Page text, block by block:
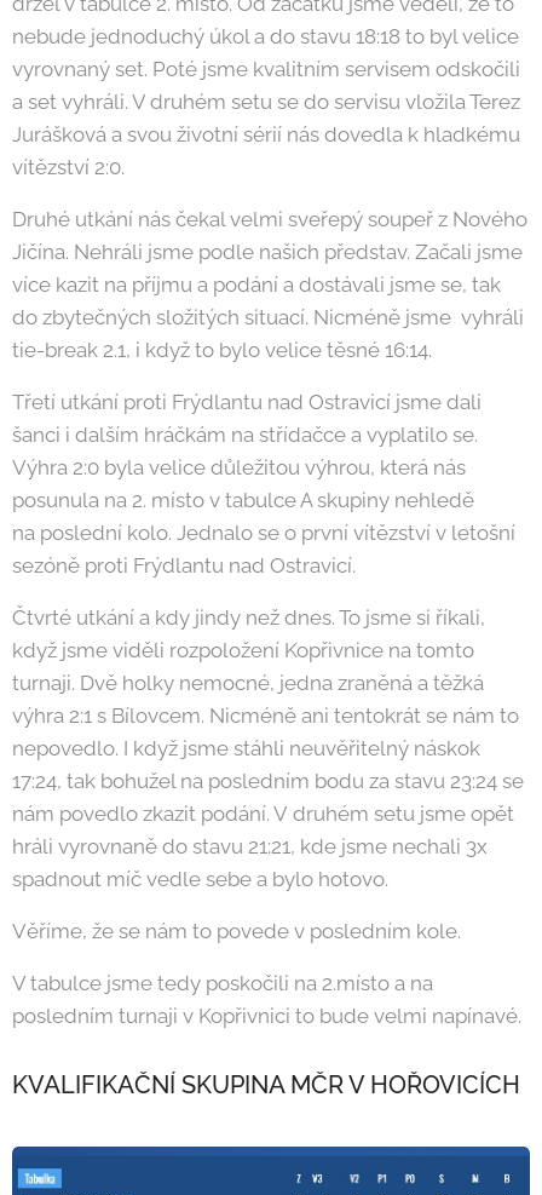
nebude jednoduchý úkol a do stavu 18:18 to byl velice
vyrovnaný set. Poté jsme kvalitním servisem odskočili
a set vyhráli. V druhém setu se do servisu vložila Terez
Jurášková a svou životní sérií nás dovedla k hladkému
vítězství 2:0.
Druhé utkání nás čekal velmi sveřepý soupeř z Nového
Jičína. Nehráli jsme podle našich představ. Začali jsme
více kazit na příjmu a podání a dostávali jsme se, tak
do zbytečných složitých situací. Nicméně jsme vyhráli
tie-break 2.1, i když to bylo velice těsné 16:14.
Třetí utkání proti Frýdlantu nad Ostravicí jsme dali
šanci i dalším hráčkám na střídačce a vyplatilo se.
Výhra 2:0 byla velice důležitou výhrou, která nás
posunula na 2. místo v tabulce A skupiny nehledě
na poslední kolo. Jednalo se o první vítězství v letošní
sezóně proti Frýdlantu nad Ostravicí.
Čtvrté utkání a kdy jindy než dnes. To jsme si říkali,
když jsme viděli rozpoložení Kopřivnice na tomto
turnaji. Dvě holky nemocné, jedna zraněná a těžká
výhra 2:1 s Bílovcem. Nicméně ani tentokrát se nám to
nepovedlo. I když jsme stáhli neuvěřitelný náskok
17:24, tak bohužel na posledním bodu za stavu 23:24 se
nám povedlo zkazit podání. V druhém setu jsme opět
hráli vyrovnaně do stavu 21:21, kde jsme nechali 3x
spadnout míč vedle sebe a bylo hotovo.
Věříme, že se nám to povede v posledním kole.
V tabulce jsme tedy poskočili na 2.místo a na
posledním turnaji v Kopřivnici to bude velmi napínavé.
KVALIFIKAČNÍ SKUPINA MČR V HOŘOVICÍCH